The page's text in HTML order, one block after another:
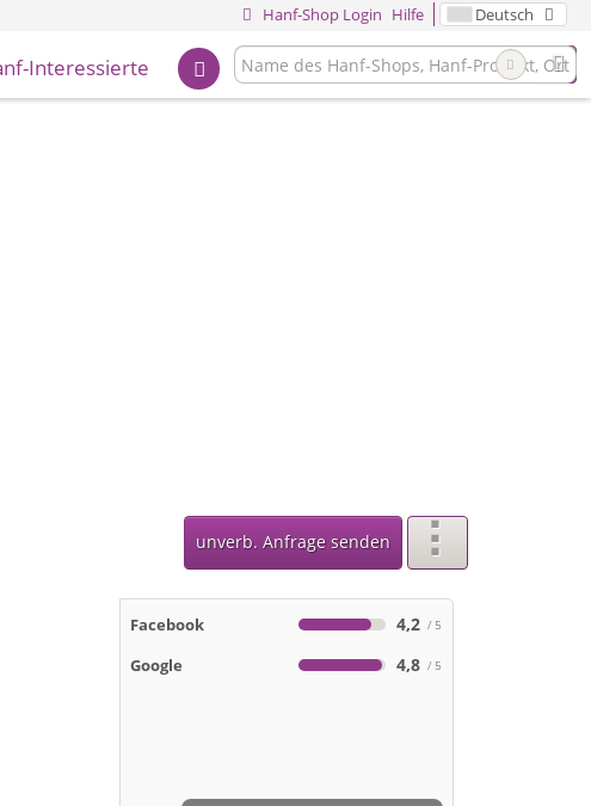
Hanf-Shop Login Hilfe Deutsch
Interessierte
unverb. Anfrage senden
Facebook 4,2
Google 4,8